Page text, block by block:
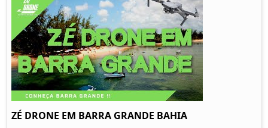
ZÉ DRONE EM BARRA GRANDE BAHIA